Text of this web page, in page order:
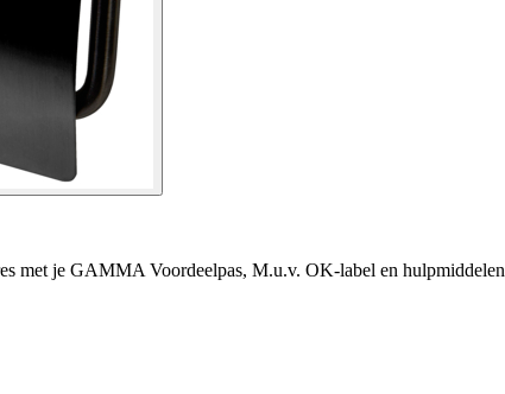
met je GAMMA Voordeelpas, M.u.v. OK-label en hulpmiddelen